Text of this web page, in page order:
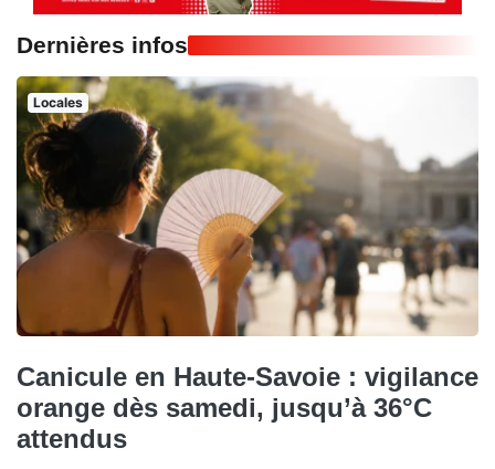
Dernières infos
Locales
Canicule en Haute-Savoie : vigilance
orange dès samedi, jusqu’à 36°C
attendus